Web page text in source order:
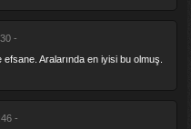
-
Aralarında en iyisi bu olmuş.
-